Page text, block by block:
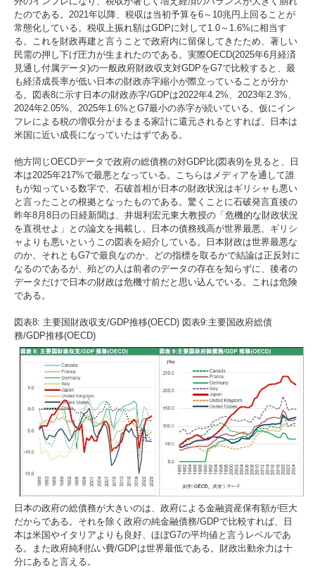
たのである。2021年以降、税収は当初予算を6～10兆円上回ることが
常態化している。税収上振れ額はGDPに対して1.0～1.6%に相当す
る。これを財政再建と言うことで政府内に留保してきたため、著しい
民需の押し下げ圧力が生まれたのである。実際OECD(2025年6月経済
見通し付属データ)の一般政府財政収支対GDPをG7で比較すると、最
も経済成長率が低い日本の財政赤字縮小が際立っていることが分か
る。図表8に示す日本の財政赤字/GDPは2022年4.2%、2023年2.3%、
2024年2.05%、2025年1.6%とG7最小の赤字が続いている。仮にイン
フレによる税の増収分がまるまる家計に還元されるとすれば、日本は
米国に近い成長になっていたはずである。
他方同じOECDデータで政府の総債務の対GDP比(図表9)を見ると、日
本は2025年217%で最悪となっている。こちらはメディアを通して誰
もが知っている数字で、石破首相が日本の財政状況はギリシャも悪い
と言ったことの根拠となったものである。驚くことに石破発言直後の
昨年8月8日の日経新聞は、井堀利宏元東大教授の「危機的な財政状況
を直視せよ」との論文を掲載し、日本の債務残高が世界最悪、ギリシ
ャよりも悪いというこの図表を紹介している。日本財政は世界最悪な
のか、それともG7で最良なのか、どの指標を取るかで結論は正反対に
なるのであるが、殆どの人は前者のデータの存在を知らずに、後者の
データだけで日本の財政は危機寸前だと思い込んでいる。これは危険
である。
図表8: 主要国財政収支/GDP推移(OECD) 図表9:主要国政府総債
務/GDP推移(OECD)
日本の政府の総債務が大きいのは、政府による金融資産保有額が巨大
だからである。それを除く政府の純金融債務/GDPで比較すれば、日
本は米国やイタリアよりも良好、ほぼG7の平均値と言うレベルであ
る。また政府純利払い費/GDPは世界最低である。財政出動余力は十
分にあると言える。